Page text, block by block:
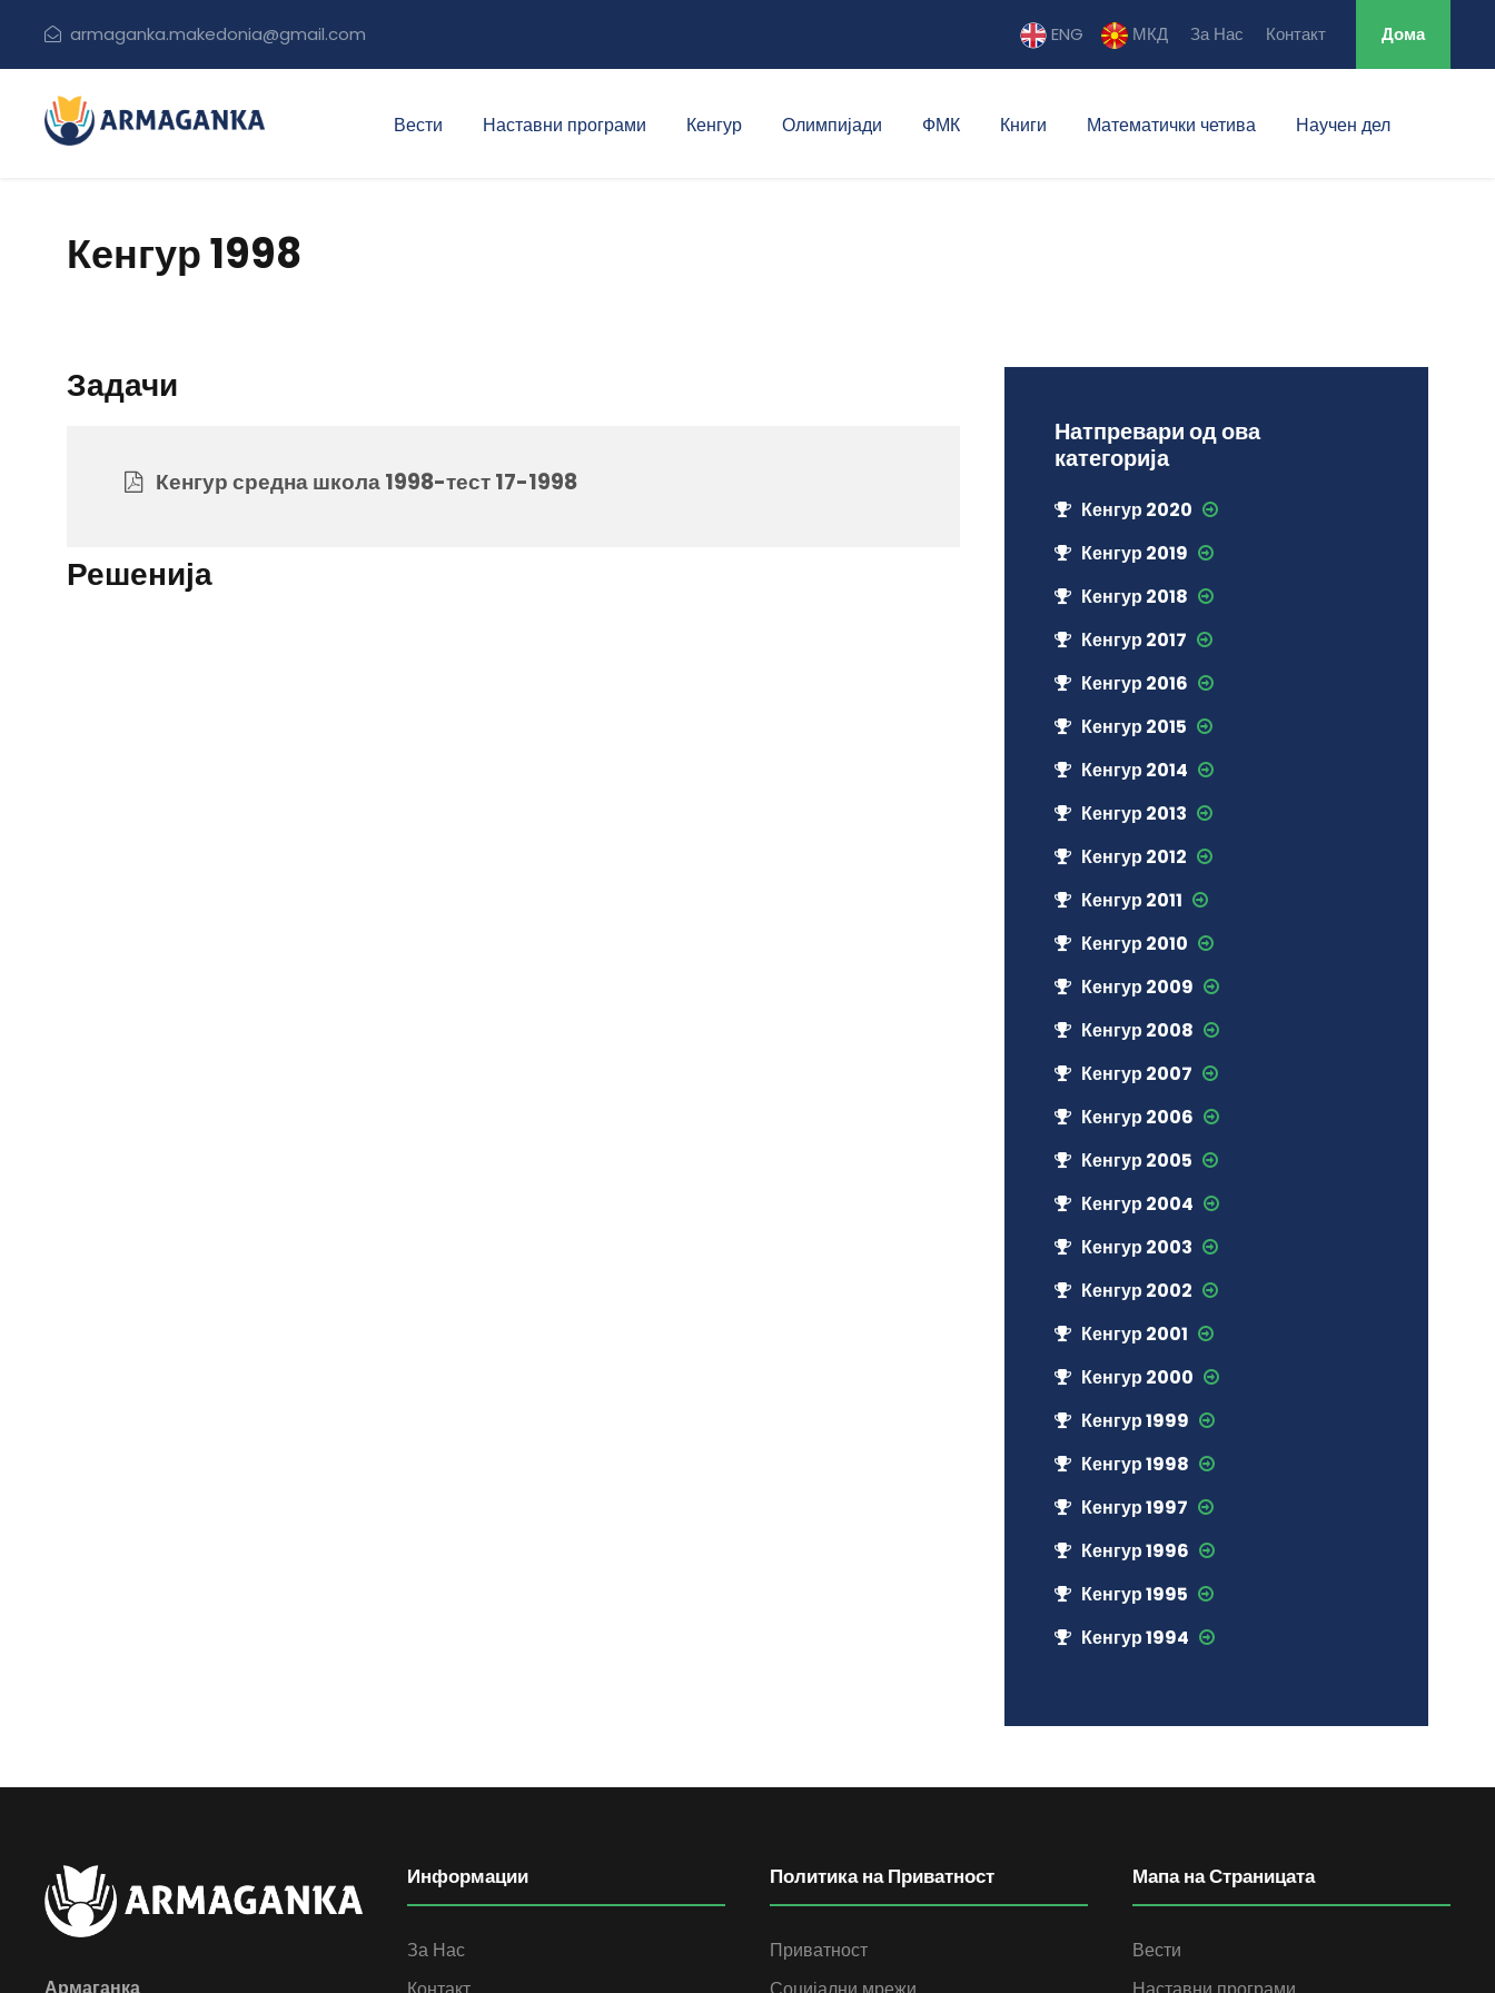
armaganka.makedonia@gmail.com ENG МКД За Нас Контакт Дома
Вести Наставни програми Кенгур Олимпијади ФМК Книги Математички четива Научен дел
Кенгур 1998
Задачи
Кенгур средна школа 1998-тест 17-1998
Решенија
Натпревари од ова
категорија
Кенгур 2020
Кенгур 2019
Кенгур 2018
Кенгур 2017
Кенгур 2016
Кенгур 2015
Кенгур 2014
Кенгур 2013
Кенгур 2012
Кенгур 2011
Кенгур 2010
Кенгур 2009
Кенгур 2008
Кенгур 2007
Кенгур 2006
Кенгур 2005
Кенгур 2004
Кенгур 2003
Кенгур 2002
Кенгур 2001
Кенгур 2000
Кенгур 1999
Кенгур 1998
Кенгур 1997
Кенгур 1996
Кенгур 1995
Кенгур 1994
Информации
За Нас
Политика на Приватност
Приватност
Мапа на Страницата
Вести